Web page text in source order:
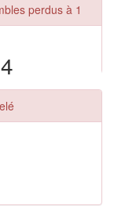
perdus à 1